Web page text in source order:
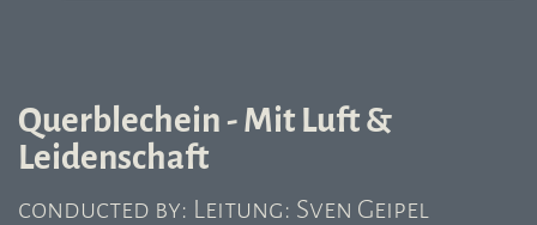
Querblechein - Mit Luft &
Leidenschaft
conducted by: Leitung: Sven Geipel